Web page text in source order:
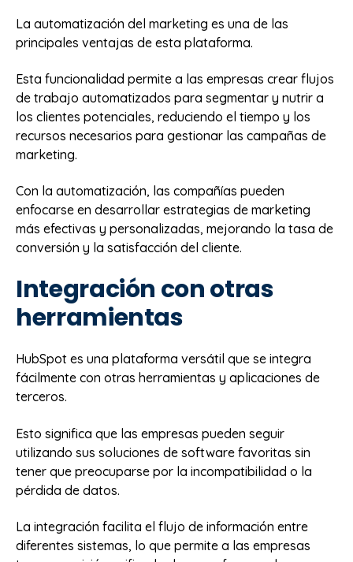
La automatización del marketing es una de las
principales ventajas de esta plataforma.
Esta funcionalidad permite a las empresas crear flujos
de trabajo automatizados para segmentar y nutrir a
los clientes potenciales, reduciendo el tiempo y los
recursos necesarios para gestionar las campañas de
marketing.
Con la automatización, las compañías pueden
enfocarse en desarrollar estrategias de marketing
más efectivas y personalizadas, mejorando la tasa de
conversión y la satisfacción del cliente.
Integración con otras
herramientas
HubSpot es una plataforma versátil que se integra
fácilmente con otras herramientas y aplicaciones de
terceros.
Esto significa que las empresas pueden seguir
utilizando sus soluciones de software favoritas sin
tener que preocuparse por la incompatibilidad o la
pérdida de datos.
La integración facilita el flujo de información entre
diferentes sistemas, lo que permite a las empresas